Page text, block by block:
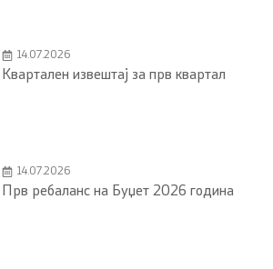
14.07.2026
Квартален извештај за прв квартал
14.07.2026
Прв ребаланс на Буџет 2026 година